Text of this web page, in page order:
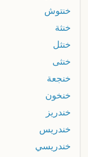
خنتوش
خنثة
خنثل
خنثى
خنجعة
خنخون
خندريز
خندريس
خندريسي